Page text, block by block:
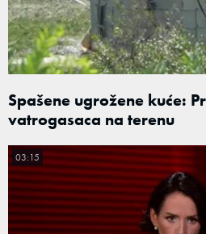
Spašene ugrožene kuće:
vatrogasaca na terenu
03:15